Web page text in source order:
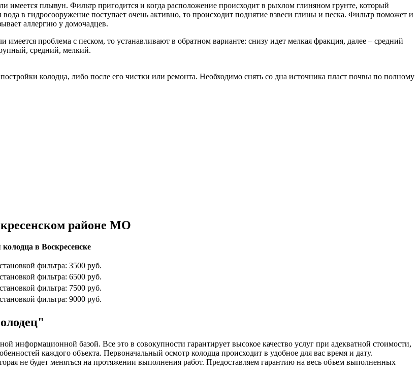
имеется плывун. Фильтр пригодится и когда расположение происходит в рыхлом глиняном грунте, который
вода в гидросооружение поступает очень активно, то происходит поднятие взвеси глины и песка. Фильтр поможет и
аллергию у домочадцев.
проблема с песком, то устанавливают в обратном варианте: снизу идет мелкая фракция, далее – средний
средний, мелкий.
колодца, либо после его чистки или ремонта. Необходимо снять со дна источника пласт почвы по полному
районе МО
в Воскресенске
фильтра: 3500 руб.
фильтра: 6500 руб.
фильтра: 7500 руб.
фильтра: 9000 руб.
базой. Все это в совокупности гарантирует высокое качество услуг при адекватной стоимости,
каждого объекта. Первоначальный осмотр колодца происходит в удобное для вас время и дату.
не будет меняться на протяжении выполнения работ. Предоставляем гарантию на весь объем выполненных